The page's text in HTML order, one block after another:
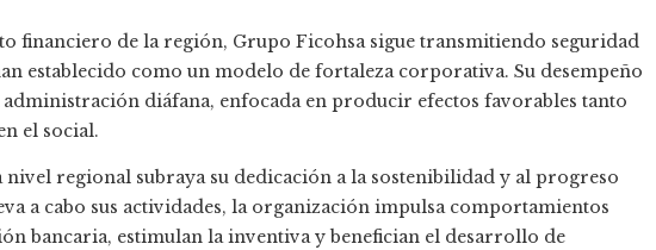
financiero de la región, Grupo Ficohsa sigue transmitiendo seguridad
establecido como un modelo de fortaleza corporativa. Su desempeño
administración diáfana, enfocada en producir efectos favorables tanto
el social.
regional subraya su dedicación a la sostenibilidad y al progreso
a cabo sus actividades, la organización impulsa comportamientos
bancaria, estimulan la inventiva y benefician el desarrollo de